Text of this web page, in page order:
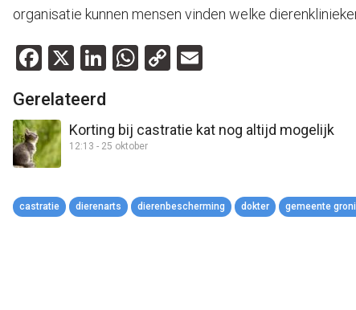
organisatie kunnen mensen vinden welke
Facebook
X LinkedIn
WhatsApp
Copy
Gerelateerd
Korting bij castratie kat nog altijd mogelijk
12:13 - 25 oktober
castratie dierenarts dierenbescherming dokter gemeente